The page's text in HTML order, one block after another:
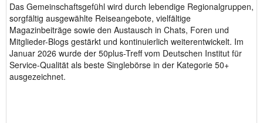
Das Gemeinschaftsgefühl wird durch lebendige Regionalgruppen,
sorgfältig ausgewählte Reiseangebote, vielfältige
Magazinbeiträge sowie den Austausch in Chats, Foren und
Mitglieder-Blogs gestärkt und kontinuierlich weiterentwickelt. Im
Januar 2026 wurde der 50plus-Treff vom Deutschen Institut für
Service-Qualität als beste Singlebörse in der Kategorie 50+
ausgezeichnet.